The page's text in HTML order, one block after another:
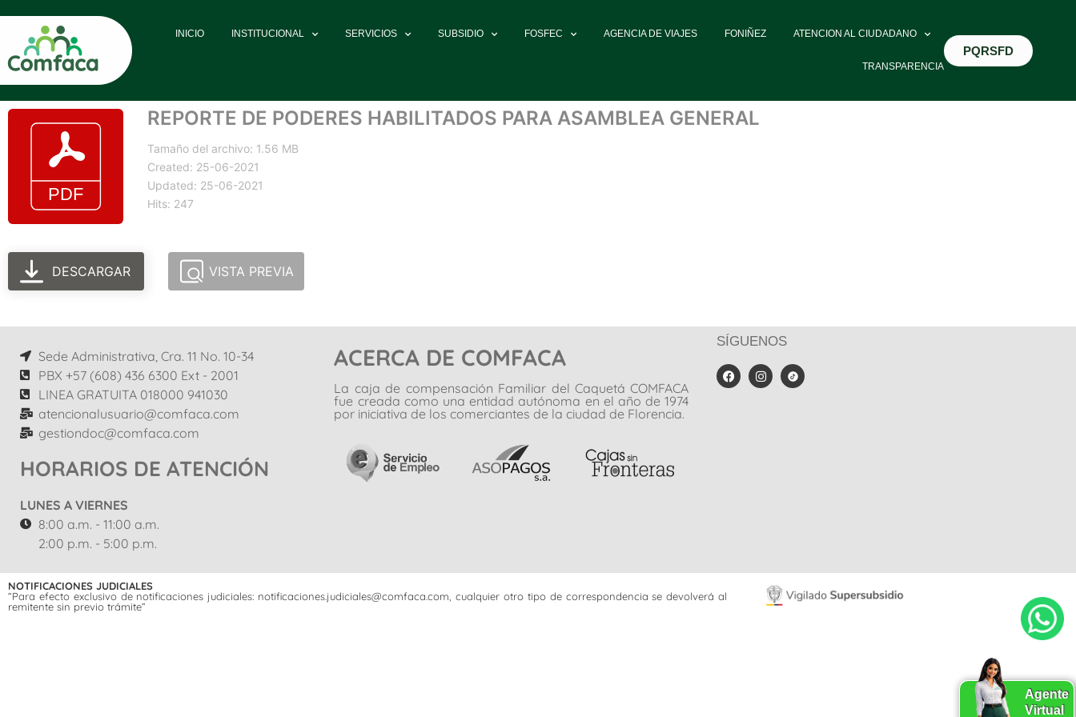
INICIO INSTITUCIONAL SERVICIOS SUBSIDIO FOSFEC AGENCIA DE VIAJES FONIÑEZ ATENCION AL CIUDADANO
TRANSPARENCIA
PQRSFD
REPORTE DE PODERES HABILITADOS PARA ASAMBLEA GENERAL
Tamaño del archivo: 1.56 MB
Created: 25-06-2021
Updated: 25-06-2021
Hits: 247
DESCARGAR VISTA PREVIA
Sede Administrativa, Cra. 11 No. 10-34
PBX +57 (608) 436 6300 Ext - 2001
LINEA GRATUITA 018000 941030
atencionalusuario@comfaca.com
gestiondoc@comfaca.com
HORARIOS DE ATENCIÓN
LUNES A VIERNES
8:00 a.m. - 11:00 a.m.
2:00 p.m. - 5:00 p.m.
ACERCA DE COMFACA
La caja de compensación Familiar del Caquetá COMFACA
fue creada como una entidad autónoma en el año de 1974
por iniciativa de los comerciantes de la ciudad de Florencia.
SÍGUENOS
NOTIFICACIONES JUDICIALES
“Para efecto exclusivo de notificaciones judiciales: notificaciones.judiciales@comfaca.com, cualquier otro tipo de correspondencia se devolverá al
remitente sin previo trámite”
Agente
Virtual